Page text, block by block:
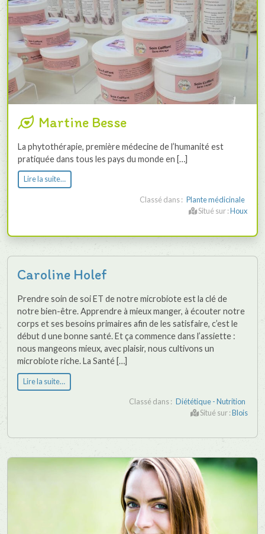
Martine Besse
La phytothérapie, première médecine de l’humanité est
pratiquée dans tous les pays du monde en […]
Lire la suite…
Classé dans : Plante médicinale
Situé sur :Houx
Caroline Holef
Prendre soin de soi ET de notre microbiote est la clé de
notre bien-être. Apprendre à mieux manger, à écouter notre
corps et ses besoins primaires afin de les satisfaire, c’est le
début d une bonne santé. Et ça commence dans l’assiette :
nous mangeons mieux, avec plaisir, nous cultivons un
microbiote riche. La Santé […]
Lire la suite…
Classé dans : Diététique - Nutrition
Situé sur :Blois